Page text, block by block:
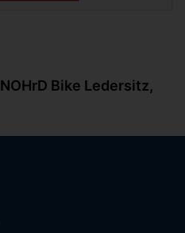
NOHrD Bike Ledersitz,